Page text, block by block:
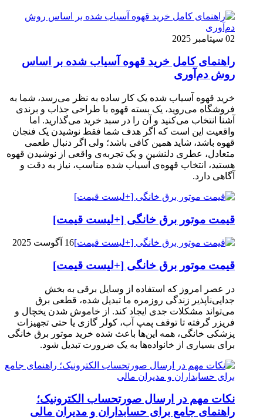
02 سپتامبر 2025
راهنمای کامل خرید قهوه آسیاب شده بر اساس
روش دم‌آوری
خرید قهوه آسیاب شده یک کار ساده به نظر می‌رسد، شما به
فروشگاه می‌روید، یک بسته قهوه با طراحی جذاب و برندی
آشنا انتخاب می‌کنید و آن را در سبد خرید می‌گذارید. اما
واقعیت این است که اگر هدف شما فقط نوشیدن یک فنجان
قهوه باشد، شاید همین کافی باشد؛ ولی اگر دنبال طعمی
متعادل، عطری دلنشین و یک تجربه‌ی واقعی از نوشیدن قهوه
هستید، انتخاب قهوه‌ی آسیاب شده مناسب، نیاز به دقت و
آگاهی دارد.
قیمت موتور برق خانگی [+لیست قیمت]
16 آگوست 2025
قیمت موتور برق خانگی [+لیست قیمت]
در عصر امروز که استفاده از وسایل برقی به بخش
جدایی‌ناپذیر زندگی روزمره ما تبدیل شده، قطعی برق
می‌تواند مشکلات جدی ایجاد کند. از خاموش شدن یخچال و
فریزر گرفته تا توقف پمپ آب، کولر گازی یا حتی تجهیزات
پزشکی خانگی، همه این‌ها باعث شده خرید موتور برق خانگی
برای بسیاری از خانواده‌ها به یک ضرورت تبدیل شود.
نکات مهم در ارسال صورتحساب الکترونیک؛
راهنمای جامع برای حسابداران و مدیران مالی